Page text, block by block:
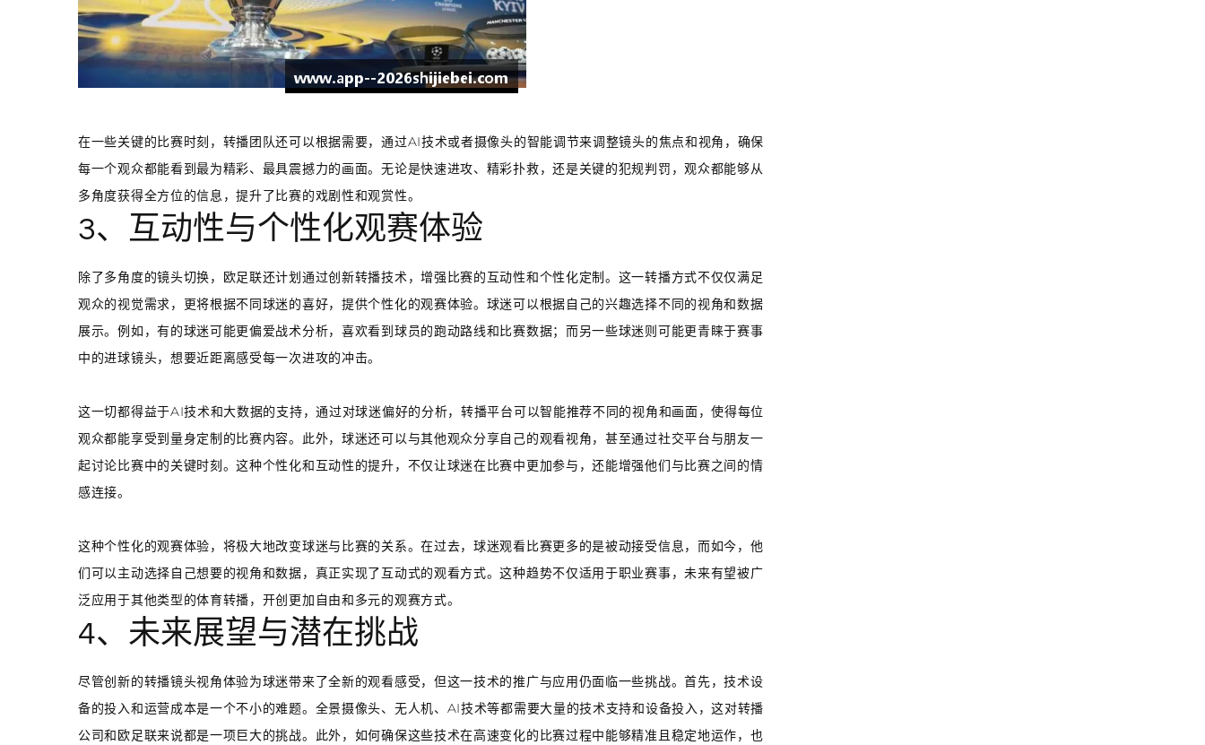
在一些关键的比赛时刻，转播团队还可以根据需要，通过AI技术或者摄像头的智能调节来调整镜头的焦点和视角，确保
每一个观众都能看到最为精彩、最具震撼力的画面。无论是快速进攻、精彩扑救，还是关键的犯规判罚，观众都能够从
多角度获得全方位的信息，提升了比赛的戏剧性和观赏性。
3、互动性与个性化观赛体验
除了多角度的镜头切换，欧足联还计划通过创新转播技术，增强比赛的互动性和个性化定制。这一转播方式不仅仅满足
观众的视觉需求，更将根据不同球迷的喜好，提供个性化的观赛体验。球迷可以根据自己的兴趣选择不同的视角和数据
展示。例如，有的球迷可能更偏爱战术分析，喜欢看到球员的跑动路线和比赛数据；而另一些球迷则可能更青睐于赛事
中的进球镜头，想要近距离感受每一次进攻的冲击。
这一切都得益于AI技术和大数据的支持，通过对球迷偏好的分析，转播平台可以智能推荐不同的视角和画面，使得每位
观众都能享受到量身定制的比赛内容。此外，球迷还可以与其他观众分享自己的观看视角，甚至通过社交平台与朋友一
起讨论比赛中的关键时刻。这种个性化和互动性的提升，不仅让球迷在比赛中更加参与，还能增强他们与比赛之间的情
感连接。
这种个性化的观赛体验，将极大地改变球迷与比赛的关系。在过去，球迷观看比赛更多的是被动接受信息，而如今，他
们可以主动选择自己想要的视角和数据，真正实现了互动式的观看方式。这种趋势不仅适用于职业赛事，未来有望被广
泛应用于其他类型的体育转播，开创更加自由和多元的观赛方式。
4、未来展望与潜在挑战
尽管创新的转播镜头视角体验为球迷带来了全新的观看感受，但这一技术的推广与应用仍面临一些挑战。首先，技术设
备的投入和运营成本是一个不小的难题。全景摄像头、无人机、AI技术等都需要大量的技术支持和设备投入，这对转播
公司和欧足联来说都是一项巨大的挑战。此外，如何确保这些技术在高速变化的比赛过程中能够精准且稳定地运作，也